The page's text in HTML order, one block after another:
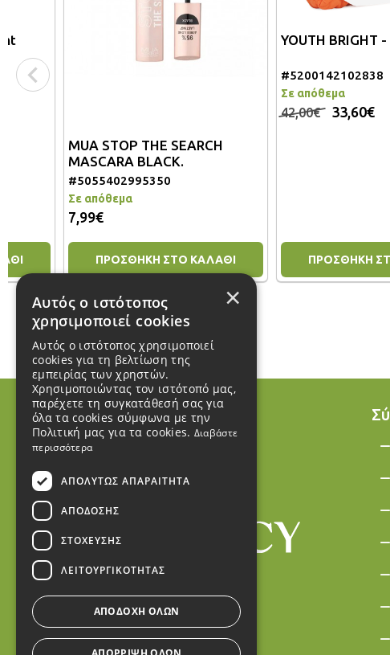
MUA STOP THE SEARCH
MASCARA BLACK.
#5055402995350
Σε απόθεμα
ΠΡΟΣΘΗΚΗ ΣΤΟ ΚΑΛΑΘΙ
YOUTH BRIGHT - C
#5200142102838
Σε απόθεμα
33,60€
ΠΡΟΣΘΗΚΗ ΣΤΟ
×
Αυτός ο ιστότοπος
χρησιμοποιεί cookies
Αυτός ο ιστότοπος χρησιμοποιεί
cookies για τη βελτίωση της
εμπειρίας των χρηστών.
Χρησιμοποιώντας τον ιστότοπό μας,
παρέχετε τη συγκατάθεσή σας για
όλα τα cookies σύμφωνα με την
Πολιτική μας για τα cookies. Διαβάστε
περισσότερα
ΑΠΟΛΎΤΩΣ ΑΠΑΡΑΊΤΗΤΑ
ΑΠΌΔΟΣΗΣ
ΣΤΌΧΕΥΣΗΣ
ΛΕΙΤΟΥΡΓΙΚΌΤΗΤΑΣ
ΑΠΟΔΟΧΉ ΌΛΩΝ